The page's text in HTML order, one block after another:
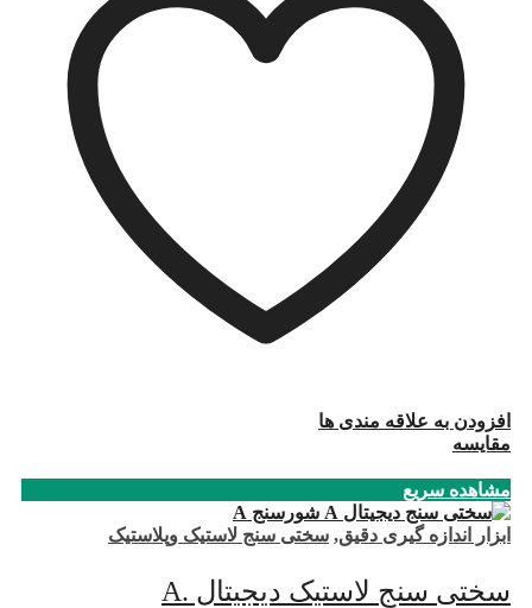
افزودن به علاقه مندی ها
مقایسه
مشاهده سریع
ابزار اندازه گیری دقیق, سختی سنج لاستیک وپلاستیک
سختی سنج لاستیک دیجیتال .A